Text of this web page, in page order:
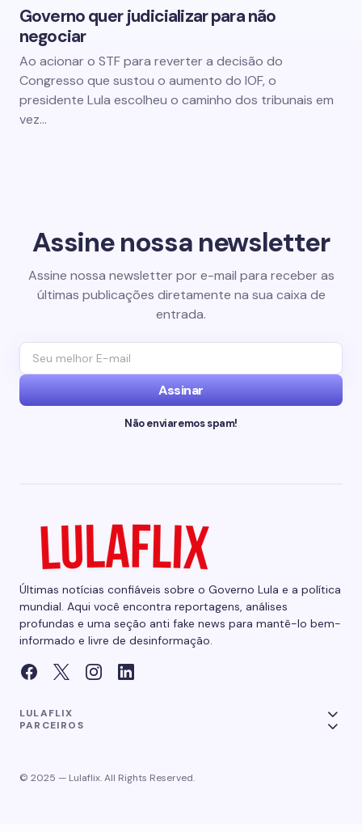
Governo quer judicializar para não
negociar
Ao acionar o STF para reverter a decisão do
Congresso que sustou o aumento do IOF, o
presidente Lula escolheu o caminho dos tribunais em
vez…
Assine nossa newsletter
Assine nossa newsletter por e-mail para receber as
últimas publicações diretamente na sua caixa de
entrada.
Assinar
Não enviaremos spam!
Últimas notícias confiáveis sobre o Governo Lula e a política
mundial. Aqui você encontra reportagens, análises
profundas e uma seção anti fake news para mantê-lo bem-
informado e livre de desinformação.
LULAFLIX
PARCEIROS
© 2025 — Lulaflix. All Rights Reserved.